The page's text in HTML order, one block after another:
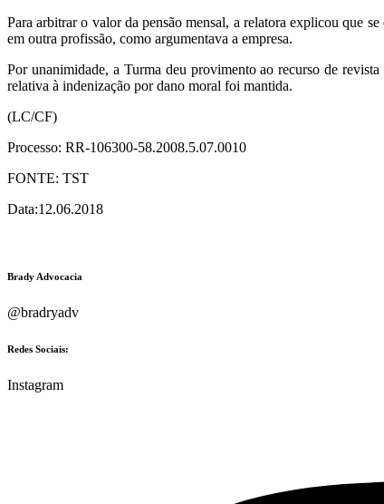
Para arbitrar o valor da pensão mensal, a relatora explicou que
em outra profissão, como argumentava a empresa.
Por unanimidade, a Turma deu provimento ao recurso de
relativa à indenização por dano moral foi mantida.
(LC/CF)
Processo: RR-106300-58.2008.5.07.0010
FONTE: TST
Data:12.06.2018
Brady Advocacia
@bradryadv
Redes Sociais:
Instagram